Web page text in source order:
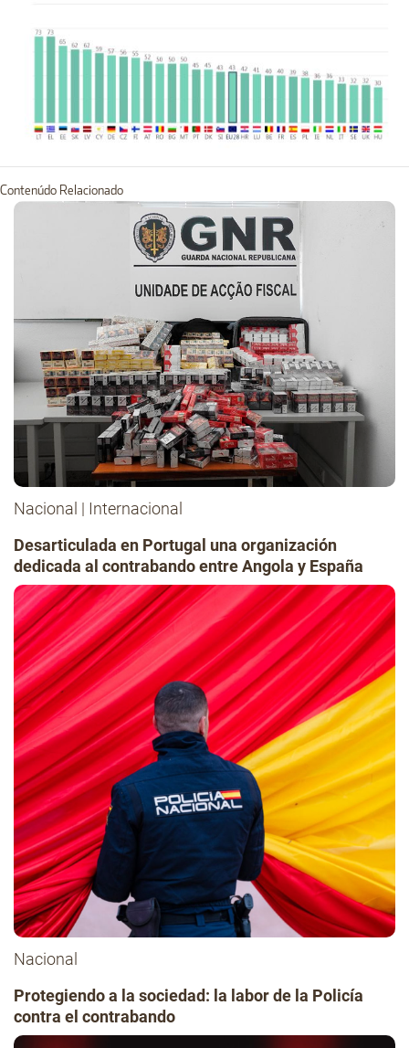
Contenúdo Relacionado
Nacional | Internacional
Desarticulada en Portugal una organización
dedicada al contrabando entre Angola y España
Nacional
Protegiendo a la sociedad: la labor de la Policía
contra el contrabando